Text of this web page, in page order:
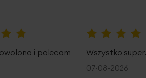
i polecam
Wszystko super.
07-08-2026